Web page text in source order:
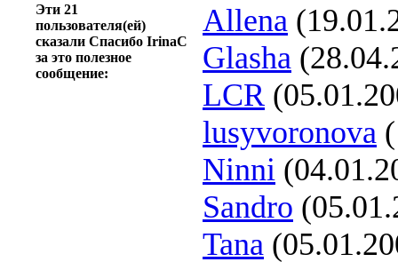
Эти 21
пользователя(ей)
сказали Спасибо IrinaC
за это полезное
сообщение:
Allena
Glasha
LCR
lusyvoronova
Ninni
Sandro
Tana